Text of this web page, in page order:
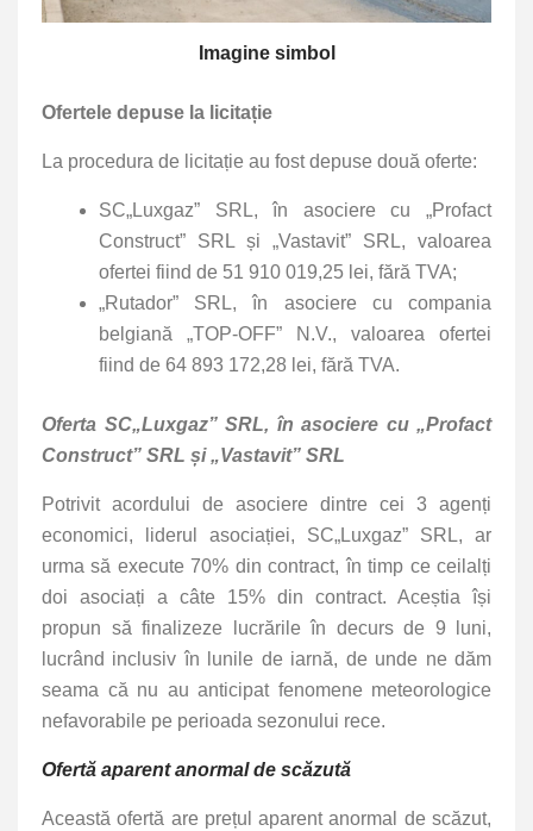
Imagine simbol
Ofertele depuse la licitație
La procedura de licitație au fost depuse două oferte:
SC„Luxgaz” SRL, în asociere cu „Profact
Construct” SRL și „Vastavit” SRL, valoarea
ofertei fiind de 51 910 019,25 lei, fără TVA;
„Rutador” SRL, în asociere cu compania
belgiană „TOP-OFF” N.V., valoarea ofertei
fiind de 64 893 172,28 lei, fără TVA.
Oferta SC„Luxgaz” SRL, în asociere cu „Profact
Construct” SRL și „Vastavit” SRL
Potrivit acordului de asociere dintre cei 3 agenți
economici, liderul asociației, SC„Luxgaz” SRL, ar
urma să execute 70% din contract, în timp ce ceilalți
doi asociați a câte 15% din contract. Aceștia își
propun să finalizeze lucrările în decurs de 9 luni,
lucrând inclusiv în lunile de iarnă, de unde ne dăm
seama că nu au anticipat fenomene meteorologice
nefavorabile pe perioada sezonului rece.
Ofertă aparent anormal de scăzută
Această ofertă are prețul aparent anormal de scăzut,